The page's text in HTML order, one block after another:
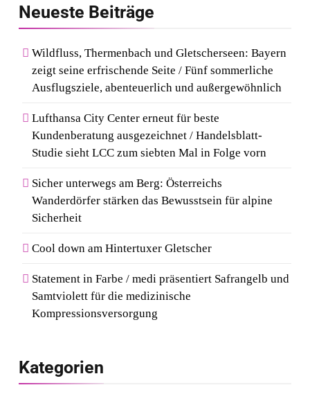
Neueste Beiträge
Wildfluss, Thermenbach und Gletscherseen: Bayern
zeigt seine erfrischende Seite / Fünf sommerliche
Ausflugsziele, abenteuerlich und außergewöhnlich
Lufthansa City Center erneut für beste
Kundenberatung ausgezeichnet / Handelsblatt-
Studie sieht LCC zum siebten Mal in Folge vorn
Sicher unterwegs am Berg: Österreichs
Wanderdörfer stärken das Bewusstsein für alpine
Sicherheit
Cool down am Hintertuxer Gletscher
Statement in Farbe / medi präsentiert Safrangelb und
Samtviolett für die medizinische
Kompressionsversorgung
Kategorien